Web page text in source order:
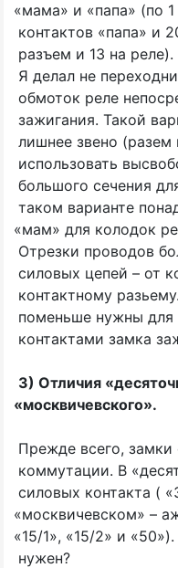
«мама» и «папа» (по
контактов «папа» и
разъем и 13 на реле).
Я делал не
обмоток реле
зажигания. Такой
лишнее звено (разем
использовать
большого сечения
таком варианте
«мам» для колодок
Отрезки проводов
силовых цепей – от
контактному
поменьше нужны для
контактами замка
3) Отличия «
«москвичевского».
Прежде всего, замки
коммутации. В «
силовых контакта (
«москвичевском» –
«15/1», «15/2» и «50
нужен?